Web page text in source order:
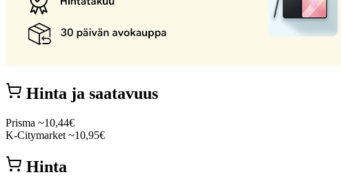
Hinta ja saatavuus
Prisma ~10,44€
K-Citymarket ~10,95€
Hinta